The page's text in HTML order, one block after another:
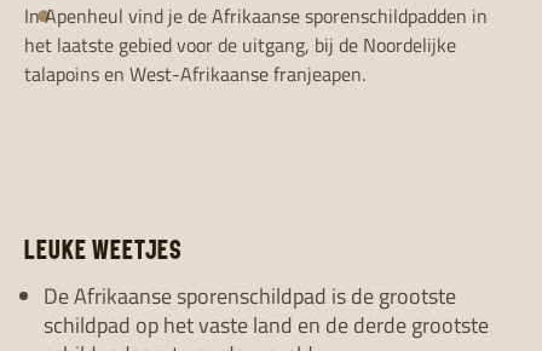
In Apenheul vind je de Afrikaanse sporenschildpadden in
het laatste gebied voor de uitgang, bij de Noordelijke
talapoins en West-Afrikaanse franjeapen.
LEUKE WEETJES
De Afrikaanse sporenschildpad is de grootste
schildpad op het vaste land en de derde grootste